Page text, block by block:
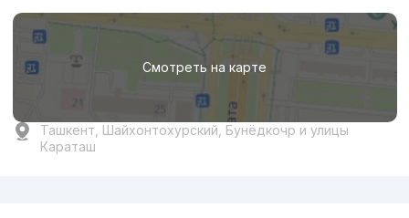
Смотреть на карте
Ташкент, Шайхонтохурский, Бунёдкочр и улицы
Караташ